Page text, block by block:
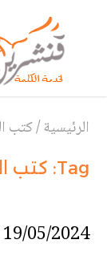
الرئيسية/كتب
Tag: كتب
19/05/2024 |